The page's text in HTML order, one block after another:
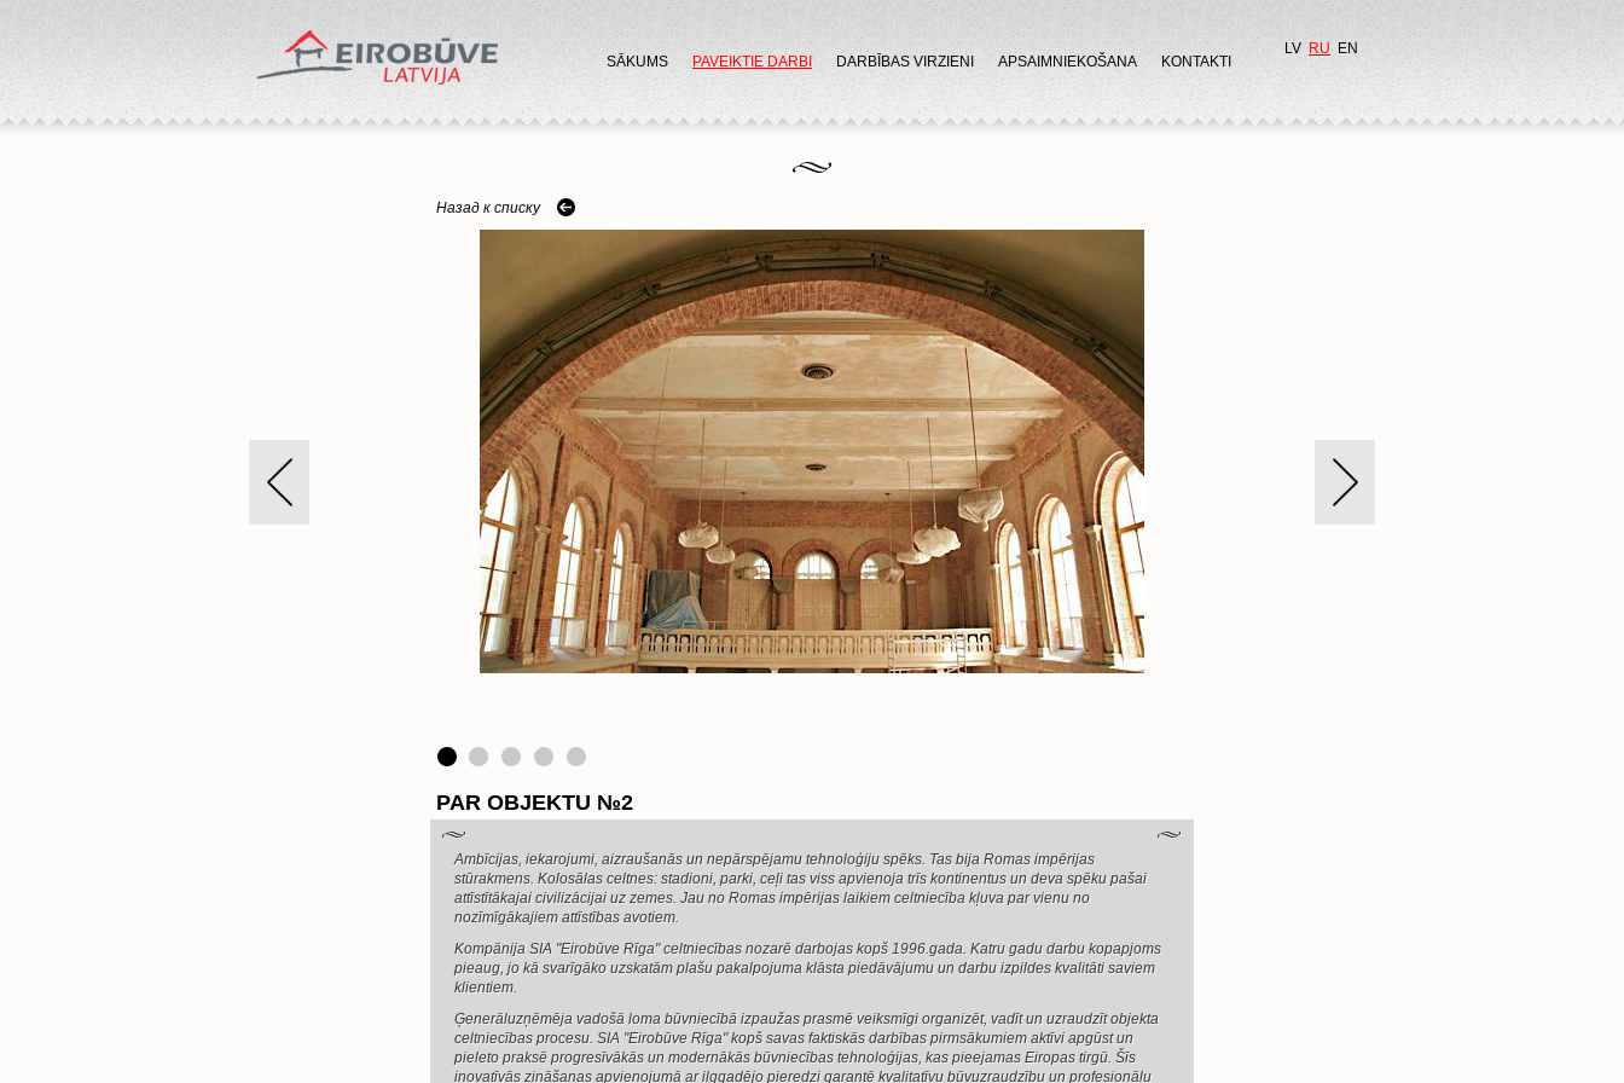
SĀKUMS PAVEIKTIE DARBI DARBĪBAS VIRZIENI APSAIMNIEKOŠANA KONTAKTI
LV RU EN
Назад к списку
next
PAR OBJEKTU №2
Ambīcijas, iekarojumi, aizraušanās un nepārspējamu tehnoloģiju spēks. Tas bija Romas impērijas
stūrakmens. Kolosālas celtnes: stadioni, parki, ceļi tas viss apvienoja trīs kontinentus un deva spēku pašai
attīstītākajai civilizācijai uz zemes. Jau no Romas impērijas laikiem celtniecība kļuva par vienu no
nozīmīgākajiem attīstības avotiem.
Kompānija SIA "Eirobūve Rīga" celtniecības nozarē darbojas kopš 1996.gada. Katru gadu darbu kopapjoms
pieaug, jo kā svarīgāko uzskatām plašu pakalpojuma klāsta piedāvājumu un darbu izpildes kvalitāti saviem
klientiem.
Ģenerāluzņēmēja vadošā loma būvniecībā izpaužas prasmē veiksmīgi organizēt, vadīt un uzraudzīt objekta
celtniecības procesu. SIA "Eirobūve Rīga" kopš savas faktiskās darbības pirmsākumiem aktīvi apgūst un
pieleto praksē progresīvākās un modernākās būvniecības tehnoloģijas, kas pieejamas Eiropas tirgū. Šīs
inovatīvās zināšanas apvienojumā ar ilggadējo pieredzi garantē kvalitatīvu būvuzraudzību un profesionālu